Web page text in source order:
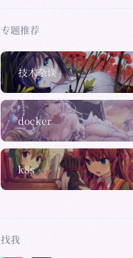
专题推荐
技术杂谈
docker
k8s
找我